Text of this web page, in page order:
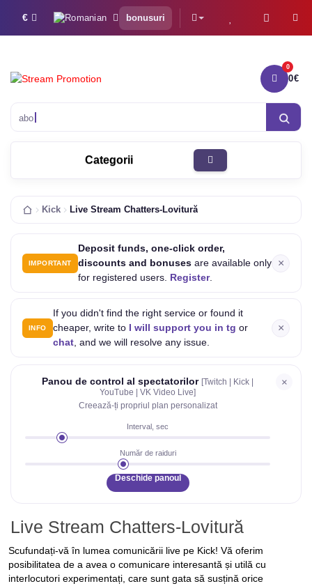
€ bonusuri
abonați YouTube
0
0€0
Categorii
Kick Live Stream Chatters-Lovitură
IMPORTANT
Deposit funds, one-click order,
discounts and bonusesare available only
for registered users. Register.
×
INFO
If you didn't find the right service or found it
cheaper, write to
I will support you in tg or
chat, and we will resolve any issue.
×
Panou de control al spectatorilor [Twitch | Kick |
YouTube | VK Video Live]
Creează-ți propriul plan personalizat
Interval, sec
Număr de raiduri
Deschide panoul
×
Live Stream Chatters-Lovitură
Scufundați-vă în lumea comunicării live pe Kick! Vă oferim
posibilitatea de a avea o comunicare interesantă și utilă cu
interlocutori experimentați, care sunt gata să susțină orice